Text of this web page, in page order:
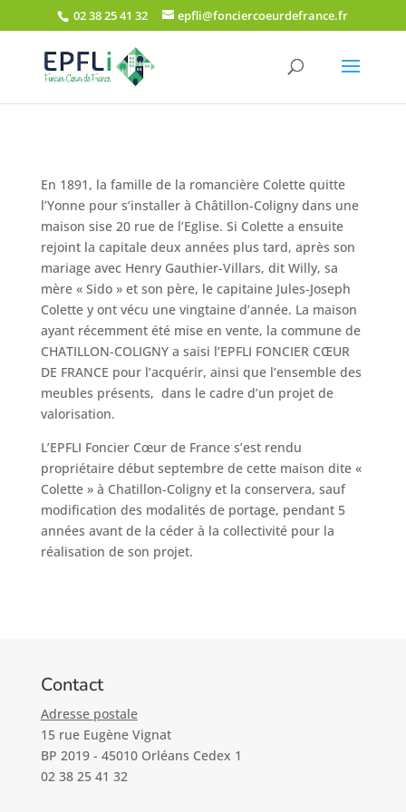
02 38 25 41 32 epfli@fonciercoeurdefrance.fr
En 1891, la famille de la romancière Colette quitte
l’Yonne pour s’installer à Châtillon-Coligny dans une
maison sise 20 rue de l’Eglise. Si Colette a ensuite
rejoint la capitale deux années plus tard, après son
mariage avec Henry Gauthier-Villars, dit Willy, sa
mère « Sido » et son père, le capitaine Jules-Joseph
Colette y ont vécu une vingtaine d’année. La maison
ayant récemment été mise en vente, la commune de
CHATILLON-COLIGNY a saisi l’EPFLI FONCIER CŒUR
DE FRANCE pour l’acquérir, ainsi que l’ensemble des
meubles présents, dans le cadre d’un projet de
valorisation.
L’EPFLI Foncier Cœur de France s’est rendu
propriétaire début septembre de cette maison dite «
Colette » à Chatillon-Coligny et la conservera, sauf
modification des modalités de portage, pendant 5
années avant de la céder à la collectivité pour la
réalisation de son projet.
Contact
Adresse postale
15 rue Eugène Vignat
BP 2019 - 45010 Orléans Cedex 1
02 38 25 41 32